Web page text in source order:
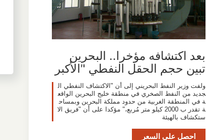
بعد اكتشافه مؤخرا.. البحرين
تبين حجم الحقل النفطي "الأكبر
ولفت وزير النفط البحريني إلى أن "الاكتشاف النفطي ال
جديد من النفط الصخري في منطقة خليج البحرين الواقع
ة في المنطقة الغربية من حدود مملكة البحرين وبمساح
ة تقدر ب 2000 كيلو متر مُربع،" مؤكدا على أن "فريق الا
ستكشاف بالهيئة
احصل على السعر